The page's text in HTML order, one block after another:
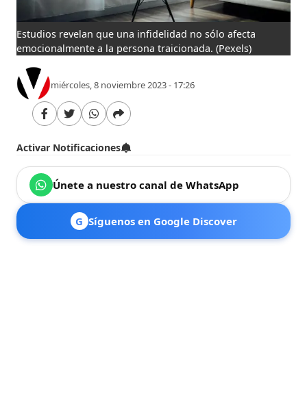
Estudios revelan que una infidelidad no sólo afecta
emocionalmente a la persona traicionada. (Pexels)
miércoles, 8 noviembre 2023 - 17:26
Activar Notificaciones
Únete a nuestro canal de WhatsApp
G Síguenos en Google Discover